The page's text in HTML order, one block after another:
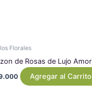
Florales
de Rosas de Lujo Amor
Agregar al Carrito